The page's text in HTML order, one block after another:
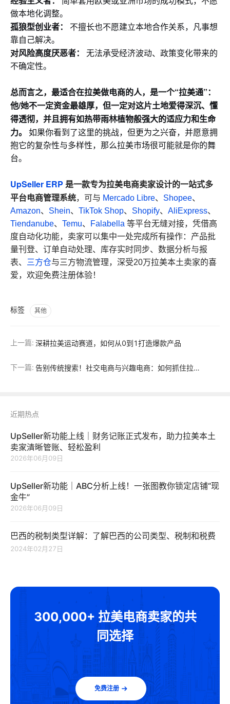
做本地化调整。
孤狼型创业者：
不擅长也不愿建立本地合作关系，凡事想
靠自己解决。
对风险高度厌恶者：
无法承受经济波动、政策变化带来的
不确定性。
总而言之，最适合在拉美做电商的人，是一个“拉美通”：
他/她不一定资金最雄厚，但一定对这片土地爱得深沉、懂
得透彻，并且拥有如热带雨林植物般强大的适应力和生命
力。
如果你看到了这里的挑战，但更为之兴奋，并愿意拥
抱它的复杂性与多样性，那么拉美市场很可能就是你的舞
台。
UpSeller ERP 是一款专为拉美电商卖家设计的一站式多
平台电商管理系统，可与 Mercado Libre、 Shopee、
Amazon、 Shein、 TikTok Shop、 Shopify、 AliExpress、
Tiendanube、 Temu、 Falabella 等平台无缝对接，凭借高
度自动化功能，卖家可以集中一处完成所有操作：产品批
量刊登、订单自动处理、库存实时同步、数据分析与报
表、
三方仓与三方物流管理，深受20万拉美本土卖家的喜
爱，欢迎免费注册体验！
标签 其他
上一篇: 深耕拉美运动赛道，如何从0到1打造爆款产品
下一篇: 告别传统搜索！社交电商与兴趣电商：如何抓住拉美下一代购物浪潮
近期热点
UpSeller新功能上线｜财务记账正式发布，助力拉美本土
卖家清晰管账、轻松盈利
2026年06月09日
UpSeller新功能｜ABC分析上线！一张图教你锁定店铺“现
金牛”
2026年06月09日
巴西的税制类型详解：了解巴西的公司类型、税制和税费
2024年02月27日
300,000+ 拉美电商卖家的共
同选择
免费注册